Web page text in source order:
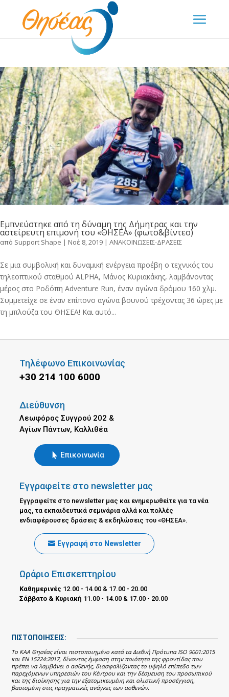
Εμπνεύστηκε από τη δύναμη της Δήμητρας και την
αστείρευτη επιμονή του «ΘΗΣΕΑ» (φωτο&βίντεο)
από Support Shape | Νοέ 8, 2019 | ΑΝΑΚΟΙΝΩΣΕΙΣ-ΔΡΑΣΕΙΣ
Σε μια συμβολική και δυναμική ενέργεια προέβη ο τεχνικός του
τηλεοπτικού σταθμού ALPHA, Μάνος Κυριακάκης, λαμβάνοντας
μέρος στο Ροδόπη Adventure Run, έναν αγώνα δρόμου 160 χλμ.
Συμμετείχε σε έναν επίπονο αγώνα βουνού τρέχοντας 36 ώρες με
τη μπλούζα του ΘΗΣΕΑ! Και αυτό...
Τηλέφωνο Επικοινωνίας
+30 214 100 6000
Διεύθυνση
Λεωφόρος Συγγρού 202 &
Αγίων Πάντων, Καλλιθέα
Επικοινωνία
Εγγραφείτε στο newsletter μας
Εγγραφείτε στο newsletter μας και ενημερωθείτε για τα νέα
μας, τα εκπαιδευτικά σεμινάρια αλλά και πολλές
ενδιαφέρουσες δράσεις & εκδηλώσεις του «ΘΗΣΕΑ».
Εγγραφή στο Newsletter
Ωράριο Επισκεπτηρίου
Καθημερινές 12.00 - 14.00 & 17.00 - 20.00
Σάββατο & Κυριακή 11.00 - 14.00 & 17.00 - 20.00
ΠΙΣΤΟΠΟΙΗΣΕΙΣ:
Το ΚΑΑ Θησέας είναι πιστοποιημένο κατά τα Διεθνή Πρότυπα ISO 9001:2015
και EN 15224:2017, δίνοντας έμφαση στην ποιότητα της φροντίδας που
πρέπει να λαμβάνει ο ασθενής, διασφαλίζοντας το υψηλό επίπεδο των
παρεχόμενων υπηρεσιών του Κέντρου και την δέσμευση του προσωπικού
και της διοίκησης για την εξατομικευμένη και ολιστική προσέγγιση,
βασισμένη στις πραγματικές ανάγκες των ασθενών.